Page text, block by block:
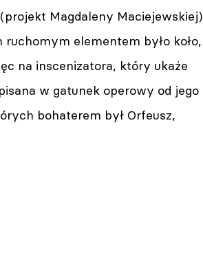
Magdaleny Maciejewskiej)
elementem było koło,
na inscenizatora, który ukaże
w gatunek operowy od jego
bohaterem był Orfeusz,